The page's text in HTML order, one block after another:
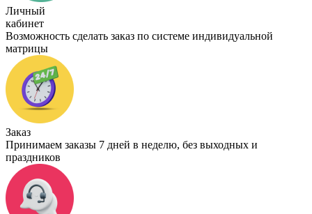
Личный
кабинет
Возможность сделать заказ по системе индивидуальной
матрицы
Заказ
Принимаем заказы 7 дней в неделю, без выходных и
праздников